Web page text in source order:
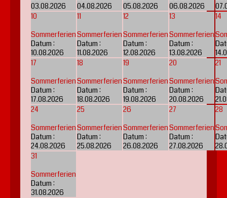
03.08.2026
04.08.2026
05.08.2026
06.08.2026
10
Sommerferien
Datum :
10.08.2026
11
Sommerferien
Datum :
11.08.2026
12
Sommerferien
Datum :
12.08.2026
13
Sommerferien
Datum :
13.08.2026
14
17
Sommerferien
Datum :
17.08.2026
18
Sommerferien
Datum :
18.08.2026
19
Sommerferien
Datum :
19.08.2026
20
Sommerferien
Datum :
20.08.2026
21
24
Sommerferien
Datum :
24.08.2026
25
Sommerferien
Datum :
25.08.2026
26
Sommerferien
Datum :
26.08.2026
27
Sommerferien
Datum :
27.08.2026
28
31
Sommerferien
Datum :
31.08.2026